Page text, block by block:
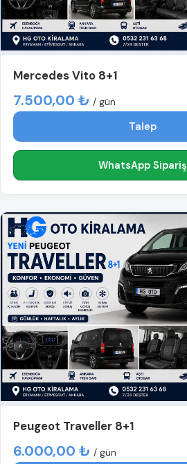
Mercedes Vito 8+1
7.500,00 ₺ / gün
Talep
WhatsApp Sipariş
Peugeot Traveller 8+1
6.000,00 ₺ / gün